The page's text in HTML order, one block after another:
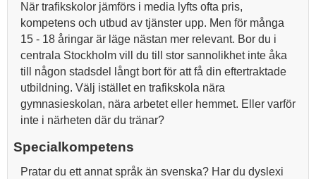
När trafikskolor jämförs i media lyfts ofta pris,
kompetens och utbud av tjänster upp. Men för många
15 - 18 åringar är läge nästan mer relevant. Bor du i
centrala Stockholm vill du till stor sannolikhet inte åka
till någon stadsdel långt bort för att få din eftertraktade
utbildning. Välj istället en trafikskola nära
gymnasieskolan, nära arbetet eller hemmet. Eller varför
inte i närheten där du tränar?
Specialkompetens
Pratar du ett annat språk än svenska? Har du dyslexi